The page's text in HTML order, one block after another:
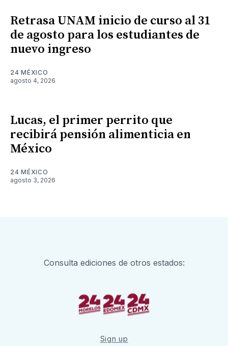
Retrasa UNAM inicio de curso al 31
de agosto para los estudiantes de
nuevo ingreso
24 MÉXICO
agosto 4, 2026
Lucas, el primer perrito que
recibirá pensión alimenticia en
México
24 MÉXICO
agosto 3, 2026
Consulta ediciones de otros estados:
Sign up